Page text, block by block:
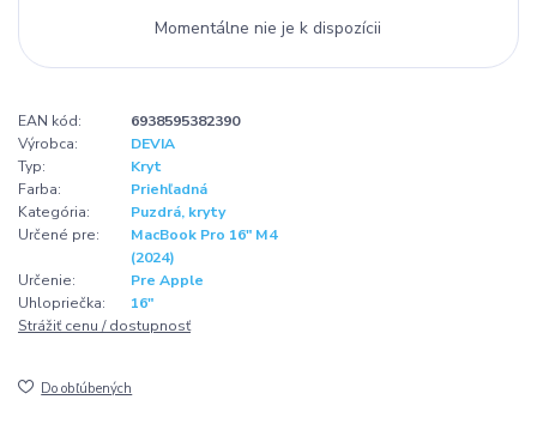
Momentálne nie je k dispozícii
EAN kód:
6938595382390
Výrobca:
DEVIA
Typ:
Kryt
Farba:
Priehľadná
Kategória:
Puzdrá, kryty
Určené pre:
MacBook Pro 16" M4
(2024)
Určenie:
Pre Apple
Uhlopriečka:
16"
Strážiť cenu / dostupnosť
Do obľúbených